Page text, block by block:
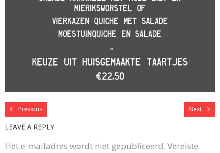
Previous Next
LEAVE A REPLY
Het e-mailadres wordt niet gepubliceerd. Vereiste